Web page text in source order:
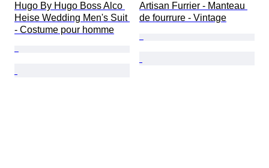
Hugo By Hugo Boss Alco
Heise Wedding Men's Suit
- Costume pour homme
Artisan Furrier - Manteau
de fourrure - Vintage